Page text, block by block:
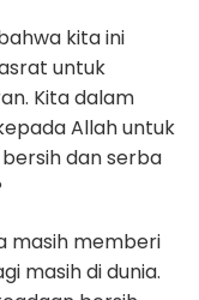
kita ini
untuk
Kita dalam
Allah untuk
dan serba
masih memberi
masih di dunia.